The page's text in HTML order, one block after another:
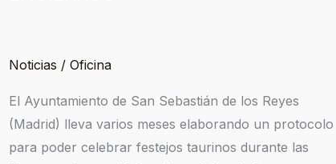
Noticias / Oficina
El Ayuntamiento de San Sebastián de los Reyes
(Madrid) lleva varios meses elaborando un protocolo
para poder celebrar festejos taurinos durante las
ENCIERROS